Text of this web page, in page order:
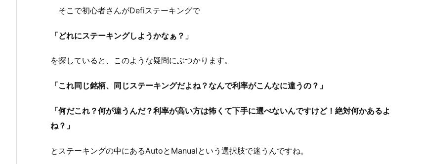
そこで初心者さんがDefiステーキングで
「どれにステーキングしようかなぁ？」
を探していると、このような疑問にぶつかります。
「これ同じ銘柄、同じステーキングだよね？なんで利率がこんなに違うの？」
「何だこれ？何が違うんだ？利率が高い方は怖くて下手に選べないんですけど！絶対何かあるよ
ね？」
とステーキングの中にあるAutoとManualという選択肢で迷うんですね。